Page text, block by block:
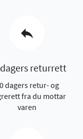
returrett
dagers retur- og
fra du mottar
varen